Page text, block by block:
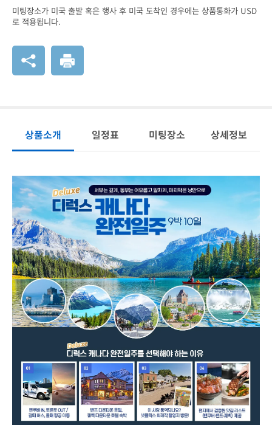
미팅장소가 미국 출발 혹은 행사 후 미국 도착인 경우에는 상품통화가 USD
로 적용됩니다.
상품소개 일정표 미팅장소 상세정보